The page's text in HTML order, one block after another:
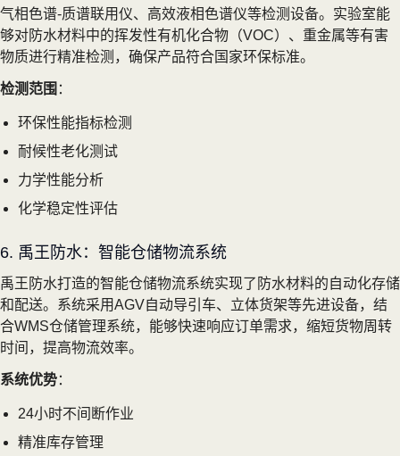
气相色谱-质谱联用仪、高效液相色谱仪等检测设备。实验室能
够对防水材料中的挥发性有机化合物（VOC）、重金属等有害
物质进行精准检测，确保产品符合国家环保标准。
检测范围 ：
环保性能指标检测
耐候性老化测试
力学性能分析
化学稳定性评估
6. 禹王防水：智能仓储物流系统
禹王防水打造的智能仓储物流系统实现了防水材料的自动化存储
和配送。系统采用AGV自动导引车、立体货架等先进设备，结
合WMS仓储管理系统，能够快速响应订单需求，缩短货物周转
时间，提高物流效率。
系统优势：
24小时不间断作业
精准库存管理